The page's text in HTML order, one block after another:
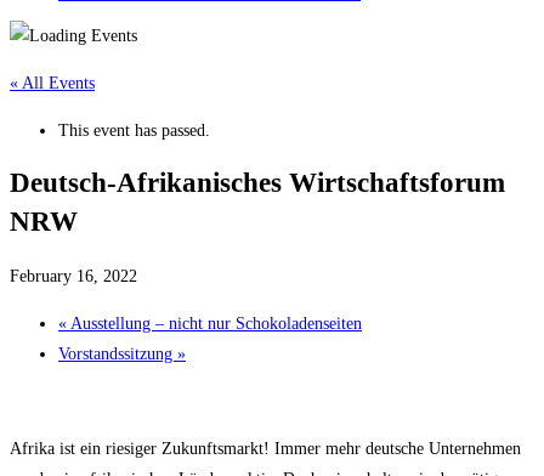
« All Events
This event has passed.
Deutsch-Afrikanisches Wirtschaftsforum
NRW
February 16, 2022
« Ausstellung – nicht nur Schokoladenseiten
Vorstandssitzung »
Afrika ist ein riesiger Zukunftsmarkt! Immer mehr deutsche Unternehmen